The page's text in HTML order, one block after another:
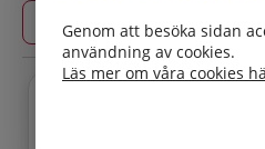
Genom att besöka sidan
användning av cookies.
Läs mer om våra cookies